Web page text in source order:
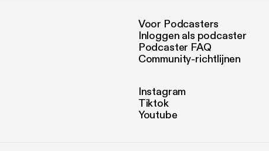
Voor Podcasters
Inloggen als podcaster
Podcaster FAQ
Community-richtlijnen
Instagram
Tiktok
Youtube